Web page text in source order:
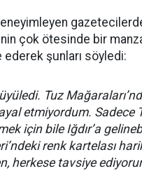
çok ötesinde bir
ederek şunları söyledi:
Tuz
etmiyordum. Sadece
için bile Iğdır’a
renk kartelası
herkese tavsiye